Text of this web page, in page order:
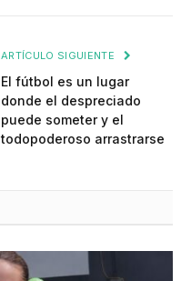
ARTÍCULO SIGUIENTE
El fútbol es un lugar
donde el despreciado
puede someter y el
todopoderoso arrastrarse